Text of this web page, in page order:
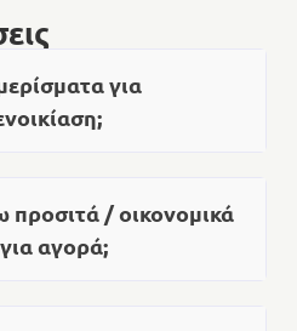
από το
Σκάλα, την
και τα γαλήνια
ενοικίαση.
για
/ οικονομικά
αγορά;